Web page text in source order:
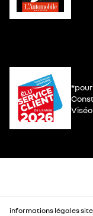
informations légales site